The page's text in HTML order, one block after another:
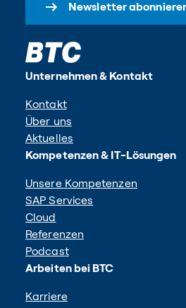
Newsletter
Unternehmen & Kontakt
Kontakt
Über uns
Aktuelles
Kompetenzen & IT-Lösungen
Unsere Kompetenzen
SAP Services
Cloud
Referenzen
Podcast
Arbeiten bei BTC
Karriere